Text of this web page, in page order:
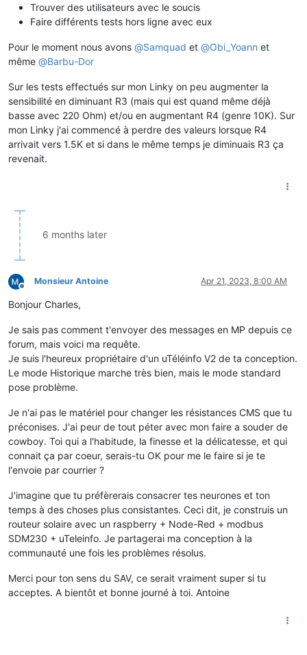
Trouver des utilisateurs avec le soucis
Faire différents tests hors ligne avec eux
Pour le moment nous avons @Samquad et @Obi_Yoann et
même @Barbu-Dor
Sur les tests effectués sur mon Linky on peu augmenter la
sensibilité en diminuant R3 (mais qui est quand même déjà
basse avec 220 Ohm) et/ou en augmentant R4 (genre 10K). Sur
mon Linky j'ai commencé à perdre des valeurs lorsque R4
arrivait vers 1.5K et si dans le même temps je diminuais R3 ça
revenait.
6 months later
Offline
Monsieur Antoine Apr 21, 2023, 8:00 AM
Bonjour Charles,
Je sais pas comment t'envoyer des messages en MP depuis ce
forum, mais voici ma requête.
Je suis l'heureux propriétaire d'un uTéléinfo V2 de ta conception.
Le mode Historique marche très bien, mais le mode standard
pose problème.
Je n'ai pas le matériel pour changer les résistances CMS que tu
préconises. J'ai peur de tout péter avec mon faire a souder de
cowboy. Toi qui a l'habitude, la finesse et la délicatesse, et qui
connait ça par coeur, serais-tu OK pour me le faire si je te
l'envoie par courrier ?
J'imagine que tu préfèrerais consacrer tes neurones et ton
temps à des choses plus consistantes. Ceci dit, je construis un
routeur solaire avec un raspberry + Node-Red + modbus
SDM230 + uTeleinfo. Je partagerai ma conception à la
communauté une fois les problèmes résolus.
Merci pour ton sens du SAV, ce serait vraiment super si tu
acceptes. A bientôt et bonne journé à toi. Antoine